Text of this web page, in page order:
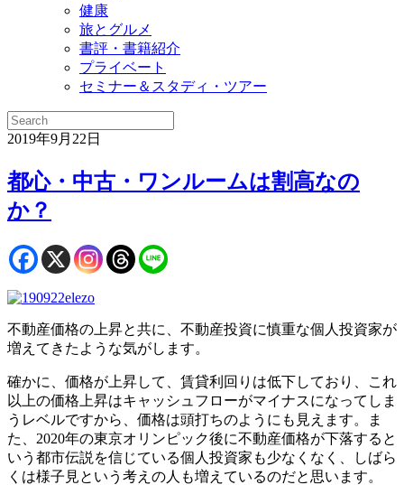
健康
旅とグルメ
書評・書籍紹介
プライベート
セミナー＆スタディ・ツアー
2019年9月22日
都心・中古・ワンルームは割高なの
か？
不動産価格の上昇と共に、不動産投資に慎重な個人投資家が
増えてきたような気がします。
確かに、価格が上昇して、賃貸利回りは低下しており、これ
以上の価格上昇はキャッシュフローがマイナスになってしま
うレベルですから、価格は頭打ちのようにも見えます。ま
た、2020年の東京オリンピック後に不動産価格が下落すると
いう都市伝説を信じている個人投資家も少なくなく、しばら
くは様子見という考えの人も増えているのだと思います。